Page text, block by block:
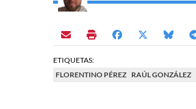
ETIQUETAS:
FLORENTINO PÉREZ RAÚL GONZÁLEZ